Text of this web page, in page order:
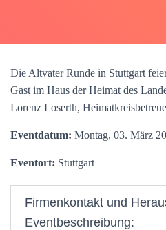
Die Altvater Runde in Stuttgart
Gast im Haus der Heimat des
Lorenz Loserth,
Eventdatum: Montag, 03. März
Eventort: Stuttgart
Firmenkontakt und
Eventbeschreibung: